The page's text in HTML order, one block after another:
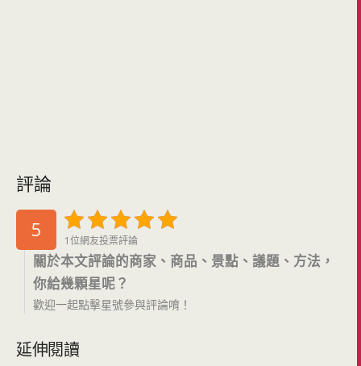
評論
5 1位網友投票評論
關於本文評論的商家、商品、景點、議題、方法，
你給幾顆星呢？
歡迎一起點擊星號參與評論唷！
延伸閱讀